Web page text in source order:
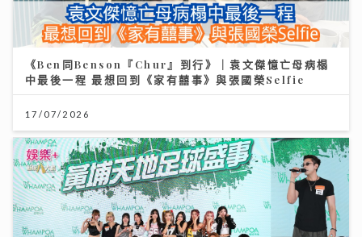
《Ben同Benson『Chur』到行》｜袁文傑憶亡母病榻
中最後一程 最想回到《家有囍事》與張國榮Selfie
17/07/2026